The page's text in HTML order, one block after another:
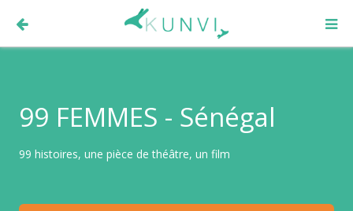
99 FEMMES - Sénégal
99 histoires, une pièce de théâtre, un film